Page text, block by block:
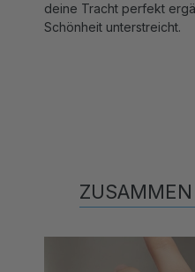
Schönheit unterstreicht.